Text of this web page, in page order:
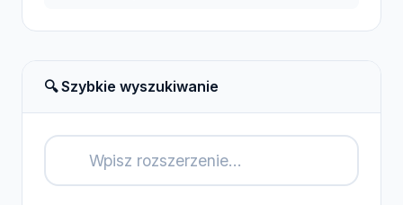
🔍 Szybkie wyszukiwanie